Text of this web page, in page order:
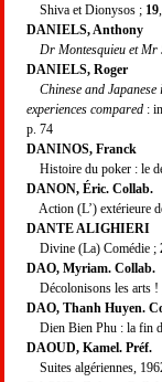
Shiva et Dionysos ; 19
DANIELS, Anthony
Dr Montesquieu et Mr
DANIELS, Roger
Chinese and
experiences compared :
p. 74
DANINOS, Franck
Histoire du poker : le
DANON, Éric. Collab.
Action (L’) extérieure
DANTE ALIGHIERI
Divine (La) Comédie ;
DAO, Myriam. Collab.
Décolonisons les arts !
DAO, Thanh Huyen.
Dien Bien Phu : la fin
DAOUD, Kamel. Préf.
Suites algériennes,